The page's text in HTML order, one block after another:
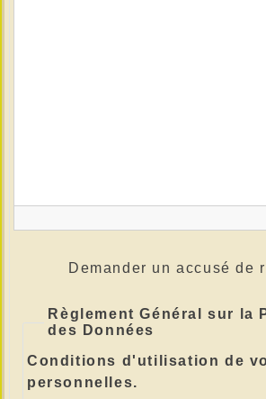
Demander un accusé de
Règlement Général sur la
des Données
Conditions d'utilisation de
personnelles.